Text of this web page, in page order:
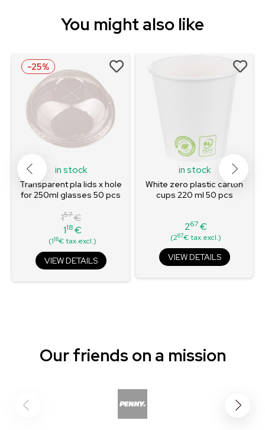
You might also like
in stock
Transparent pla lids x hole
for 250ml glasses 50 pcs
Regular
price
157€
Price
118€
(118€ tax.excl.)
VIEW DETAILS
-25%
in stock
White zero plastic carton
cups 220 ml 50 pcs
Price
267€
(267€ tax.excl.)
VIEW DETAILS
Our friends on a mission